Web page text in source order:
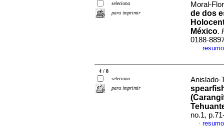
seleciona
para imprimir
Moral-
de dos
México.
0188-
·
4 / 8
seleciona
para imprimir
Anislado-
no.1,
·